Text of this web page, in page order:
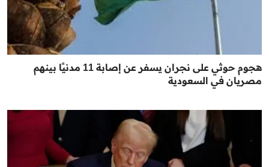
هجوم حوثي على نجران يسفر عن إصابة 11 مدنيًا بينهم
مصريان في السعودية